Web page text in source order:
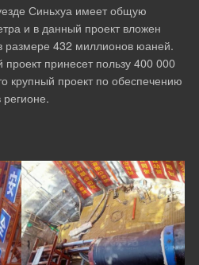
Синьхуа имеет общую
и в данный проект вложен
432 миллионов юаней.
принесет пользу 400 000
крупный проект по обеспечению